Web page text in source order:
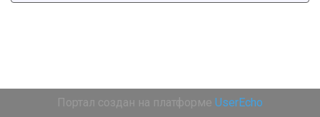
Портал создан на платформе UserEcho